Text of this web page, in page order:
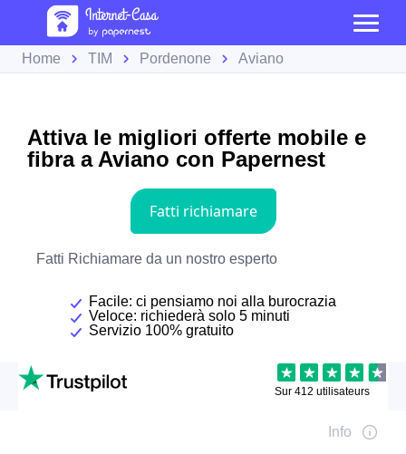
Home TIM Pordenone Aviano